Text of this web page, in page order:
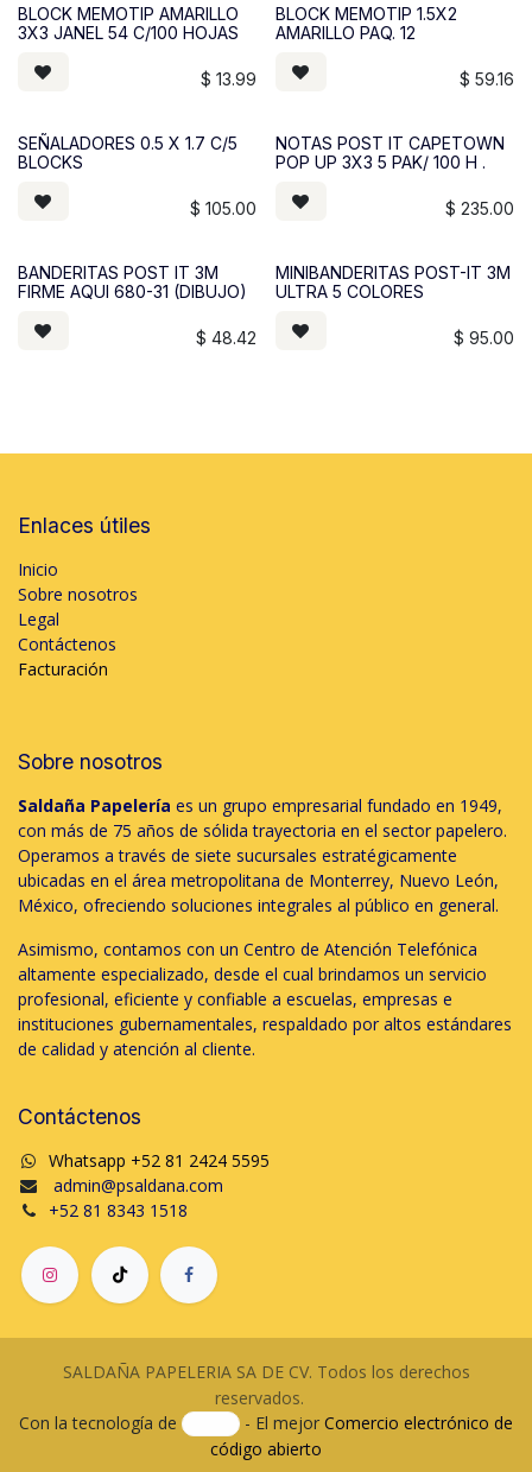
BLOCK MEMOTIP AMARILLO
3X3 JANEL 54 C/100 HOJAS
$ 13.99
BLOCK MEMOTIP 1.5X2
AMARILLO PAQ. 12
$ 59.16
SEÑALADORES 0.5 X 1.7 C/5
BLOCKS
$ 105.00
NOTAS POST IT CAPETOWN
POP UP 3X3 5 PAK/ 100 H .
$ 235.00
BANDERITAS POST IT 3M
FIRME AQUI 680-31 (DIBUJO)
$ 48.42
MINIBANDERITAS POST-IT 3M
ULTRA 5 COLORES
$ 95.00
Enlaces útiles
Inicio
Sobre nosotros
Legal
Contáctenos
Facturación
Sobre nosotros
Saldaña Papelería es un grupo empresarial fundado en 1949,
con más de 75 años de sólida trayectoria en el sector papelero.
Operamos a través de siete sucursales estratégicamente
ubicadas en el área metropolitana de Monterrey, Nuevo León,
México, ofreciendo soluciones integrales al público en general.
Asimismo, contamos con un Centro de Atención Telefónica
altamente especializado, desde el cual brindamos un servicio
profesional, eficiente y confiable a escuelas, empresas e
instituciones gubernamentales, respaldado por altos estándares
de calidad y atención al cliente.
Contáctenos
Whatsapp +52 81 2424 5595
admin@psaldana.com
+52 81 8343 1518
SALDAÑA PAPELERIA SA DE CV. Todos los derechos
reservados.
Con la tecnología de
- El mejor Comercio electrónico de
código abierto